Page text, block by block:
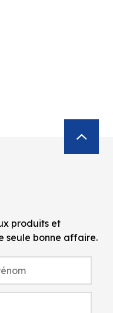
produits et
seule bonne affaire.